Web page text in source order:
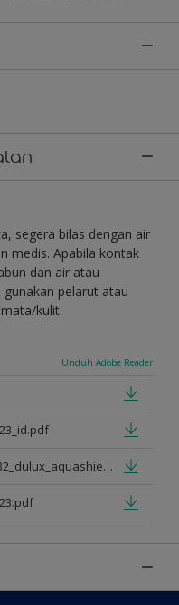
segera bilas dengan air
medis. Apabila kontak
dan air atau
gunakan pelarut atau
kulit.
Unduh Adobe Reader
7191364597chm2502chysgls032_dulux_aquashield.pdf